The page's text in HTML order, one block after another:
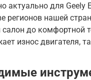
актуально для Geely
регионов нашей
салон до комфортной
износ двигателя,